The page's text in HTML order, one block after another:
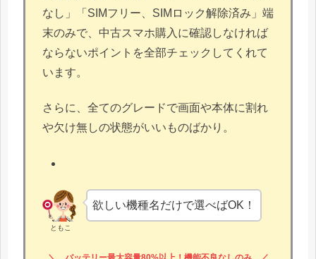
なし」「SIMフリー、SIMロック解除済み」端
末のみで、中古スマホ購入に確認しなければ
ならないポイントを全部チェックしてくれて
います。
さらに、全てのグレードで画面や本体に割れ
や欠け無しの状態がいいものばかり。
ともこ
欲しい機種名だけで選べばOK！